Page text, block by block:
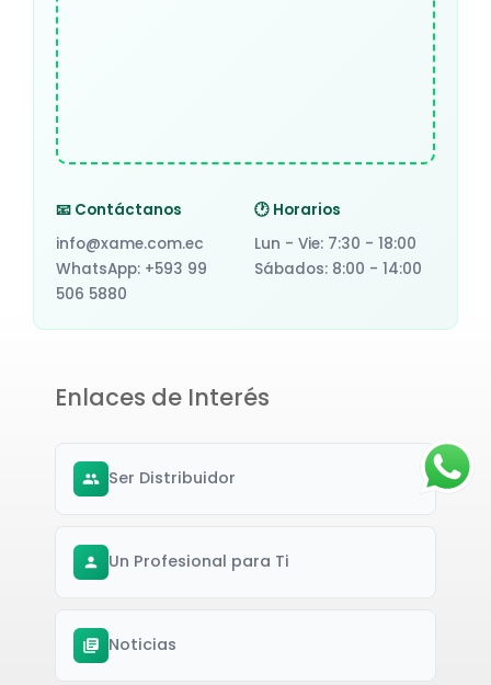
📧 Contáctanos
info@xame.com.ec
WhatsApp: +593 99
506 5880
🕐 Horarios
Lun - Vie: 7:30 - 18:00
Sábados: 8:00 - 14:00
Enlaces de Interés
Ser Distribuidor
Un Profesional para Ti
Noticias